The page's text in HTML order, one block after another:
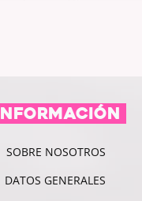
SOBRE NOSOTROS
DATOS GENERALES